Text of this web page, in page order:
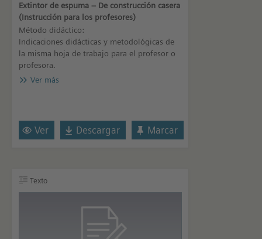
Extintor de espuma – De construcción casera
(Instrucción para los profesores)
Método didáctico:
Indicaciones didácticas y metodológicas de
la misma hoja de trabajo para el profesor o
profesora.
Ver más
Ver Descargar Marcar
Texto